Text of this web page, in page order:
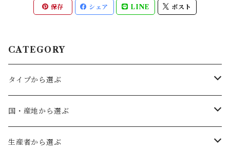
保存 シェア LINE ポスト
CATEGORY
タイプから選ぶ
赤ワイン
フルボディ
白ワイン
国・産地から選ぶ
ドイツ
生産者から選ぶ